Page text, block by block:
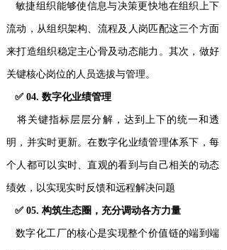
敏捷组织能够使信息与决策更快地在组织上下
流动，从组织架构、流程及人岗匹配这三个方面
来打造组织稳定主心骨及动态能力。其次，做好
关键核心岗位的人员选拔与管理。
✅ 04. 数字化业绩管理
将关键指标层层分解，达到上下的统一和透
明，并实时更新。在数字化业绩管理体系下，每
个人都可以实时、直观的看到与自己相关的动态
绩效，以实现实时反馈和远程解决问题
✅ 05. 构筑生态圈，充分调动各方力量
数字化工厂的核心是实现整个价值链的端到端